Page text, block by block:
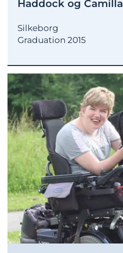
Haddock og Camilla
Silkeborg
Graduation 2015